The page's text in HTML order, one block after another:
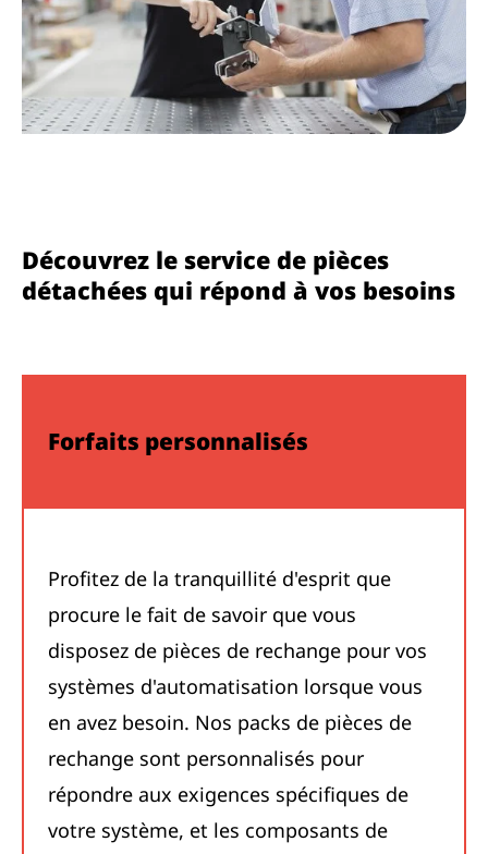
Découvrez le service de pièces
détachées qui répond à vos besoins
Forfaits personnalisés
Profitez de la tranquillité d'esprit que
procure le fait de savoir que vous
disposez de pièces de rechange pour vos
systèmes d'automatisation lorsque vous
en avez besoin. Nos packs de pièces de
rechange sont personnalisés pour
répondre aux exigences spécifiques de
votre système, et les composants de